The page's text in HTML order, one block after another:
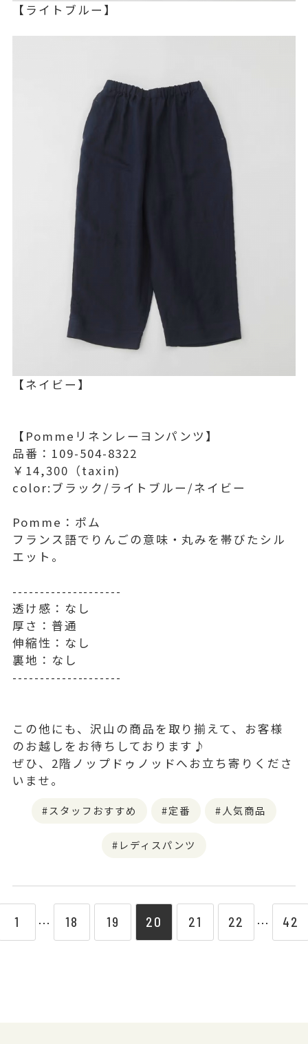
【ライトブルー】
【ネイビー】
【Pommeリネンレーヨンパンツ】
品番：109-504-8322
￥14,300（taxin)
color:ブラック/ライトブルー/ネイビー
Pomme：ポム
フランス語でりんごの意味・丸みを帯びたシル
エット。
--------------------
透け感：なし
厚さ：普通
伸縮性：なし
裏地：なし
--------------------
この他にも、沢山の商品を取り揃えて、お客様
のお越しをお待ちしております♪
ぜひ、2階ノップドゥノッドへお立ち寄りくださ
いませ。
スタッフおすすめ 定番 人気商品
レディスパンツ
1 ⋯ 18 19 20 21 22 ⋯ 42